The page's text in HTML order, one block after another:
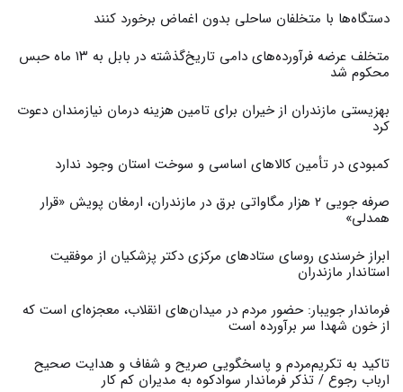
دستگاه‌ها با متخلفان ساحلی بدون اغماض برخورد کنند
متخلف عرضه فرآورده‌های دامی تاریخ‌گذشته در بابل به ۱۳ ماه حبس
محکوم شد
بهزیستی مازندران از خیران برای تامین هزینه درمان نیازمندان دعوت
کرد
کمبودی در تأمین کالاهای اساسی و سوخت استان وجود ندارد
صرفه جویی ۲ هزار مگاواتی برق در مازندران، ارمغان پویش «قرار
همدلی»
ابراز خرسندی روسای ستادهای مرکزی دکتر پزشکیان از موفقیت
استاندار مازندران
فرماندار جویبار: حضور مردم در میدان‌های انقلاب، معجزه‌ای است که
از خون شهدا سر برآورده است
تاکید به تکریم‌مردم و پاسخگویی صریح و شفاف و هدایت صحیح
ارباب رجوع / تذکر فرماندار سوادکوه به مدیران کم کار ‎